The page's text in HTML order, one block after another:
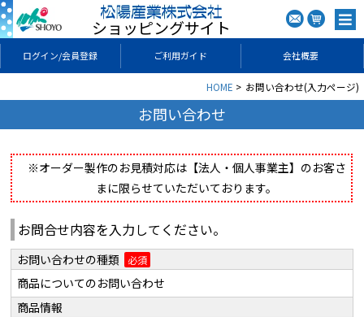
ショッピングサイト
ログイン/会員登録 ご利用ガイド 会社概要
HOME お問い合わせ(入力ページ)
お問い合わせ
※オーダー製作のお見積対応は【法人・個人事業主】のお客さ
まに限らせていただいております。
お問合せ内容を入力してください。
お問い合わせの種類 必須
商品についてのお問い合わせ
商品情報